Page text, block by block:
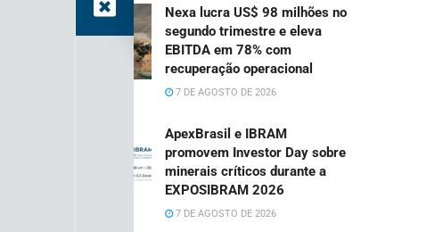
Nexa lucra US$ 98 milhões no
segundo trimestre e eleva
EBITDA em 78% com
recuperação operacional
7 DE AGOSTO DE 2026
ApexBrasil e IBRAM
promovem Investor Day sobre
minerais críticos durante a
EXPOSIBRAM 2026
7 DE AGOSTO DE 2026